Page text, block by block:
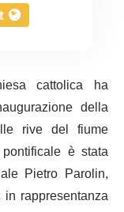
cattolica ha
della
rive del fiume
è stata
Pietro Parolin,
rappresentanza